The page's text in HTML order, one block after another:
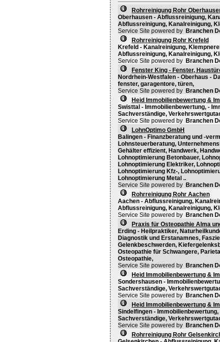
Rohrreinigung Rohr
Oberhausen - Abflussreinigung,
Abflussreinigung, Kanalreinigung,
Service Site powered by Branchen
Rohrreinigung Rohr Krefeld
Krefeld - Kanalreinigung,
Abflussreinigung, Kanalreinigung,
Service Site powered by Branchen
Fenster King - Fenster,
Nordrhein-Westfalen - Oberhaus -
fenster, garagentore, türen,
Service Site powered by Branchen
Heid Immobilienbewertung &
Swisttal - Immobilienbewertung, -
Sachverständige,
Service Site powered by Branchen
LohnOptimo GmbH
Balingen - Finanzberatung und -
Lohnsteuerberatung,
Gehälter effizient, Handwerk,
Lohnoptimierung Betonbauer,
Lohnoptimierung Elektriker,
Lohnoptimierung Kfz-,
Lohnoptimierung Metal ..
Service Site powered by Branchen
Rohrreinigung Rohr Aachen
Aachen - Abflussreinigung,
Abflussreinigung, Kanalreinigung,
Service Site powered by Branchen
Praxis für Osteopathie Alma
Erding - Heilpraktiker,
Diagnostik und Erstanamnes,
Gelenkbeschwerden,
Osteopathie für Schwangere,
Osteopathie,
Service Site powered by Branchen
Heid Immobilienbewertung &
Sondershausen -
Sachverständige,
Service Site powered by Branchen
Heid Immobilienbewertung &
Sindelfingen -
Sachverständige,
Service Site powered by Branchen
Rohrreinigung Rohr